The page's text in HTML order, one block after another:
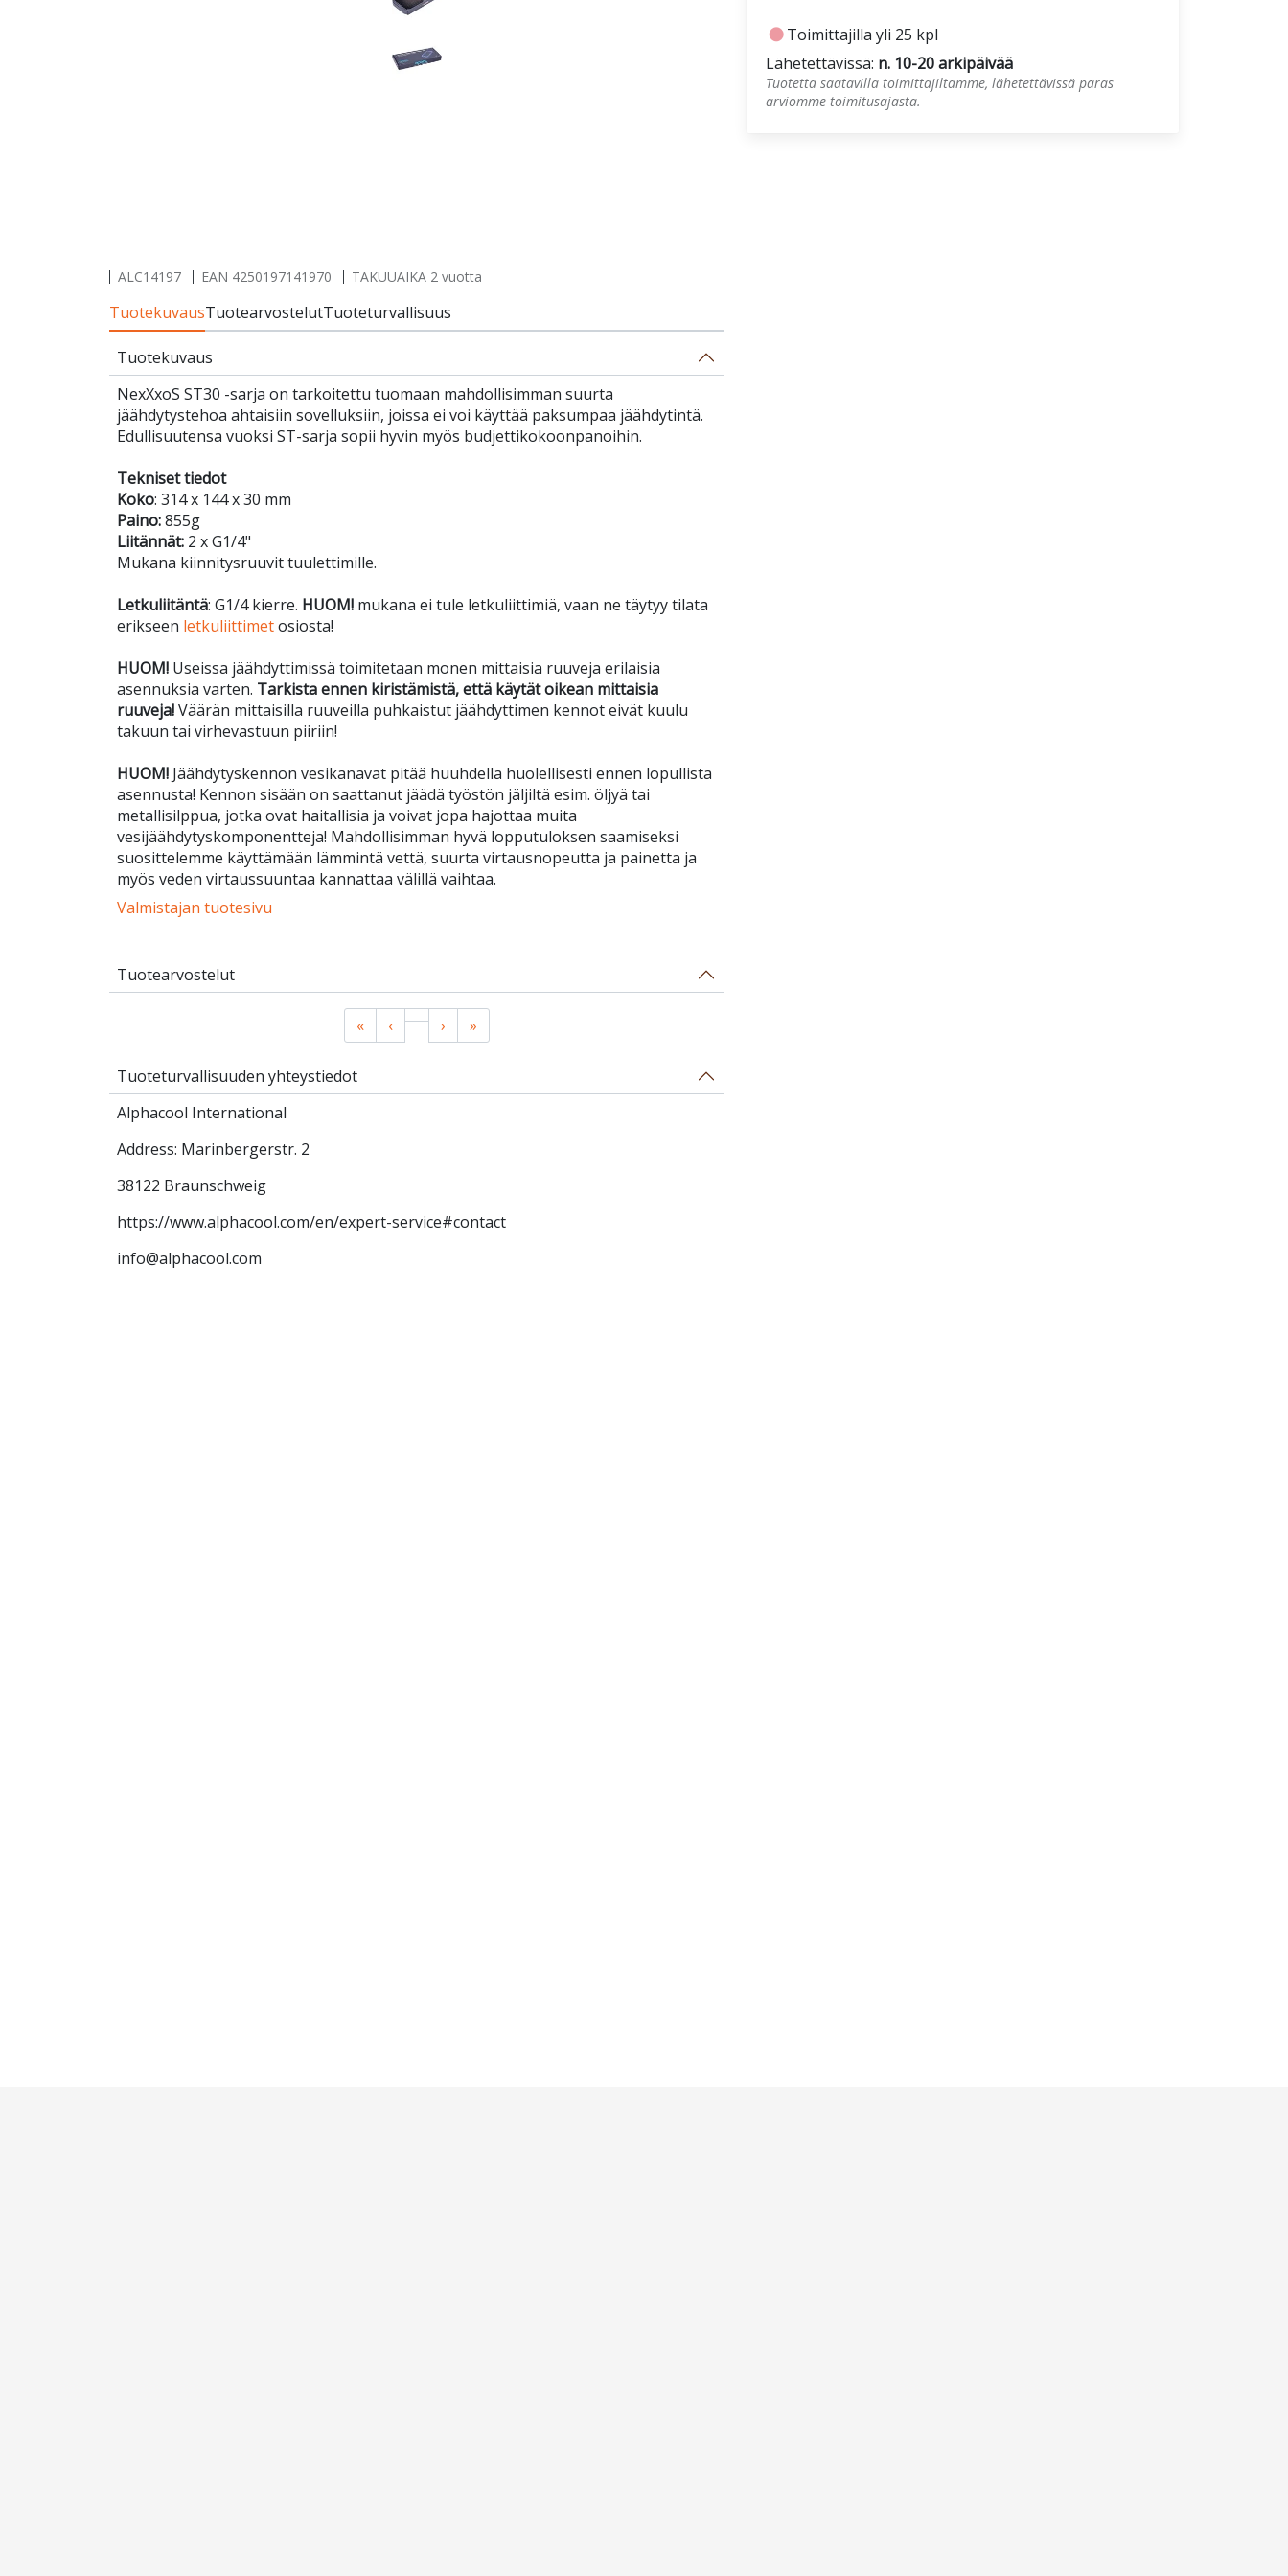
fiber_manual_recordToimittajilla yli 25 kpl
Lähetettävissä: n. 10-20 arkipäivää
Tuotetta saatavilla toimittajiltamme, lähetettävissä paras
arviomme toimitusajasta.
ALC14197 EAN 4250197141970 TAKUUAIKA 2 vuotta
TuotekuvausTuotearvostelutTuoteturvallisuus
Tuotekuvaus
NexXxoS ST30 -sarja on tarkoitettu tuomaan mahdollisimman suurta
jäähdytystehoa ahtaisiin sovelluksiin, joissa ei voi käyttää paksumpaa jäähdytintä.
Edullisuutensa vuoksi ST-sarja sopii hyvin myös budjettikokoonpanoihin.
Tekniset tiedot
Koko: 314 x 144 x 30 mm
Paino:855g
Liitännät: 2 x G1/4"
Mukana kiinnitysruuvit tuulettimille.
Letkuliitäntä: G1/4 kierre. HUOM! mukana ei tule letkuliittimiä, vaan ne täytyy tilata
erikseen letkuliittimetosiosta!
HUOM! Useissa jäähdyttimissä toimitetaan monen mittaisia ruuveja erilaisia
asennuksia varten. Tarkista ennen kiristämistä, että käytät oikean mittaisia
ruuveja!Väärän mittaisilla ruuveilla puhkaistut jäähdyttimen kennot eivät kuulu
takuun tai virhevastuun piiriin!
HUOM! Jäähdytyskennon vesikanavat pitää huuhdella huolellisesti ennen lopullista
asennusta! Kennon sisään on saattanut jäädä työstön jäljiltä esim. öljyä tai
metallisilppua, jotka ovat haitallisia ja voivat jopa hajottaa muita
vesijäähdytyskomponentteja! Mahdollisimman hyvä lopputuloksen saamiseksi
suosittelemme käyttämään lämmintä vettä, suurta virtausnopeutta ja painetta ja
myös veden virtaussuuntaa kannattaa välillä vaihtaa.
Valmistajan tuotesivu
Tuotearvostelut
« ‹ › »
Tuoteturvallisuuden yhteystiedot
Alphacool International
Address: Marinbergerstr. 2
38122 Braunschweig
https://www.alphacool.com/en/expert-service#contact
info@alphacool.com